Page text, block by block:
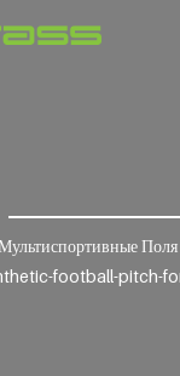
Поля
football-pitch-